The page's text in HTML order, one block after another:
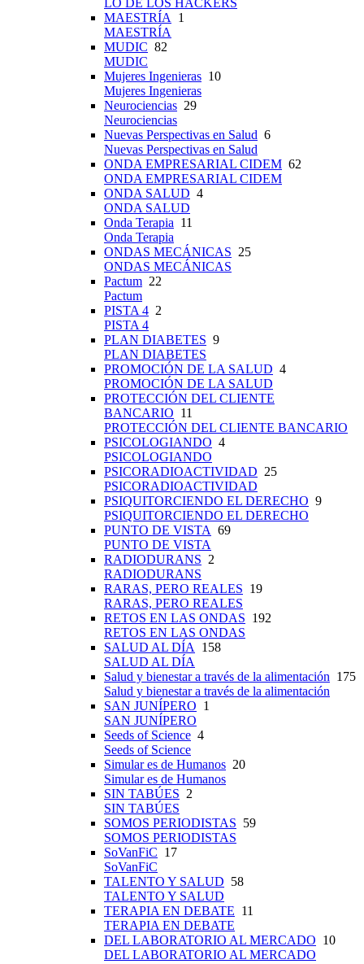
LO DE LOS HACKERS
MAESTRÍA 1
MAESTRÍA
MUDIC 82
MUDIC
Mujeres Ingenieras 10
Mujeres Ingenieras
Neurociencias 29
Neurociencias
Nuevas Perspectivas en Salud 6
Nuevas Perspectivas en Salud
ONDA EMPRESARIAL CIDEM 62
ONDA EMPRESARIAL CIDEM
ONDA SALUD 4
ONDA SALUD
Onda Terapia 11
Onda Terapia
ONDAS MECÁNICAS 25
ONDAS MECÁNICAS
Pactum 22
Pactum
PISTA 4 2
PISTA 4
PLAN DIABETES 9
PLAN DIABETES
PROMOCIÓN DE LA SALUD 4
PROMOCIÓN DE LA SALUD
PROTECCIÓN DEL CLIENTE
BANCARIO 11
PROTECCIÓN DEL CLIENTE BANCARIO
PSICOLOGIANDO 4
PSICOLOGIANDO
PSICORADIOACTIVIDAD 25
PSICORADIOACTIVIDAD
PSIQUITORCIENDO EL DERECHO 9
PSIQUITORCIENDO EL DERECHO
PUNTO DE VISTA 69
PUNTO DE VISTA
RADIODURANS 2
RADIODURANS
RARAS, PERO REALES 19
RARAS, PERO REALES
RETOS EN LAS ONDAS 192
RETOS EN LAS ONDAS
SALUD AL DÍA 158
SALUD AL DÍA
Salud y bienestar a través de la alimentación 175
Salud y bienestar a través de la alimentación
SAN JUNÍPERO 1
SAN JUNÍPERO
Seeds of Science 4
Seeds of Science
Simular es de Humanos 20
Simular es de Humanos
SIN TABÚES 2
SIN TABÚES
SOMOS PERIODISTAS 59
SOMOS PERIODISTAS
SoVanFiC 17
SoVanFiC
TALENTO Y SALUD 58
TALENTO Y SALUD
TERAPIA EN DEBATE 11
TERAPIA EN DEBATE
DEL LABORATORIO AL MERCADO 10
DEL LABORATORIO AL MERCADO